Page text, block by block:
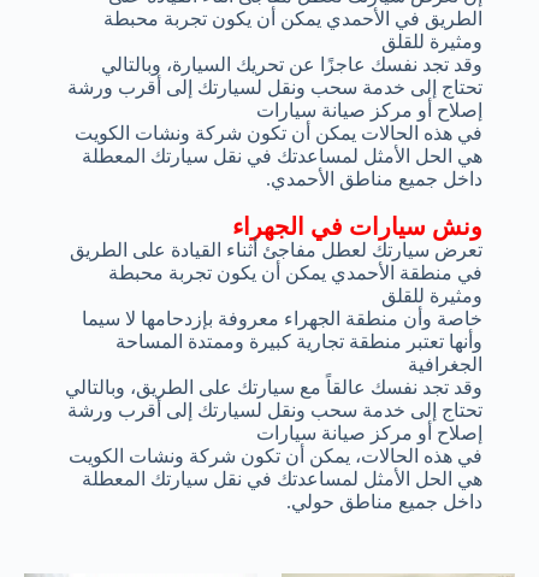
ونش سيارات في الجهراء
تعرض سيارتك لعطل مفاجئ أثناء القيادة على الطريق
في منطقة الأحمدي يمكن أن يكون تجربة محبطة
ومثيرة للقلق
خاصة وأن منطقة الجهراء معروفة بإزدحامها لا سيما
وأنها تعتبر منطقة تجارية كبيرة وممتدة المساحة
الجغرافية
وقد تجد نفسك عالقاً مع سيارتك على الطريق، وبالتالي
تحتاج إلى خدمة سحب ونقل لسيارتك إلى أقرب ورشة
إصلاح أو مركز صيانة سيارات
في هذه الحالات، يمكن أن تكون شركة ونشات الكويت
هي الحل الأمثل لمساعدتك في نقل سيارتك المعطلة
داخل جميع مناطق حولي.
الطريق في الأحمدي يمكن أن يكون تجربة محبطة
ومثيرة للقلق
وقد تجد نفسك عاجزًا عن تحريك السيارة، وبالتالي
تحتاج إلى خدمة سحب ونقل لسيارتك إلى أقرب ورشة
إصلاح أو مركز صيانة سيارات
في هذه الحالات يمكن أن تكون شركة ونشات الكويت
هي الحل الأمثل لمساعدتك في نقل سيارتك المعطلة
داخل جميع مناطق الأحمدي.